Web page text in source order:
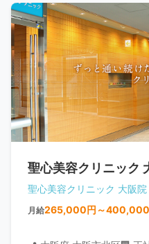
聖心美容クリニック
聖心美容クリニック 大阪院
月給265,000円～